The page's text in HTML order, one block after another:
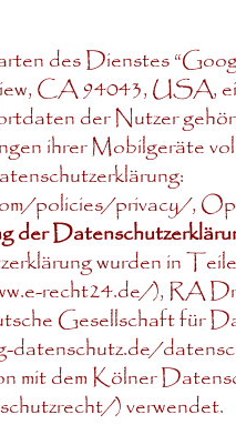
des Dienstes
CA 94043, USA,
der Nutzer
ihrer Mobilgeräte
policies/privacy/,
der
wurden in
recht24.de/), RA
Gesellschaft für
mit dem Kölner
) verwendet.